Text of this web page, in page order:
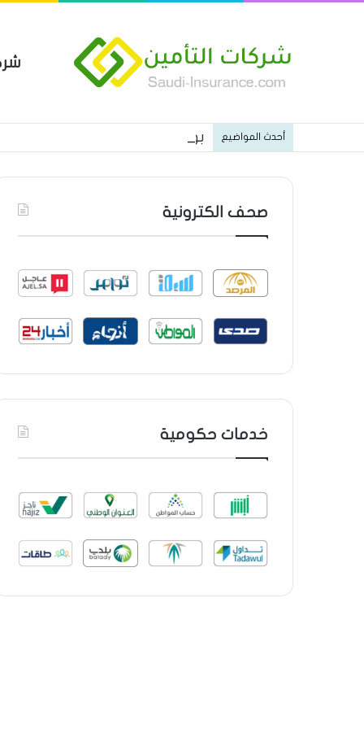
أحدث المواضيع بوليصة التأمين العام من شركة
صحف الكترونية
خدمات حكومية